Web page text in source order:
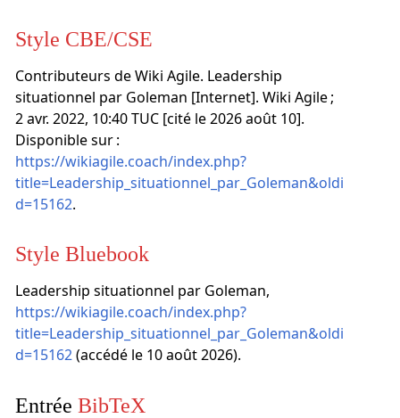
Style CBE/CSE
Contributeurs de Wiki Agile. Leadership
situationnel par Goleman [Internet]. Wiki Agile ;
2 avr. 2022, 10:40 TUC [cité le 2026 août 10].
Disponible sur :
https://wikiagile.coach/index.php?
title=Leadership_situationnel_par_Goleman&oldi
d=15162.
Style Bluebook
Leadership situationnel par Goleman,
https://wikiagile.coach/index.php?
title=Leadership_situationnel_par_Goleman&oldi
d=15162(accédé le 10 août 2026).
Entrée BibTeX